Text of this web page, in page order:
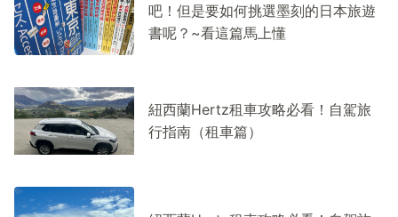
吧！但是要如何挑選墨刻的日本旅遊
書呢？~看這篇馬上懂
紐西蘭Hertz租車攻略必看！自駕旅
行指南（租車篇）